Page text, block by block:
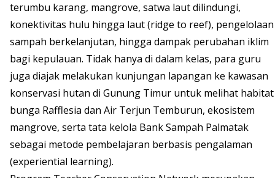
terumbu karang, mangrove, satwa laut dilindungi,
konektivitas hulu hingga laut (ridge to reef), pengelolaan
sampah berkelanjutan, hingga dampak perubahan iklim
bagi kepulauan. Tidak hanya di dalam kelas, para guru
juga diajak melakukan kunjungan lapangan ke kawasan
konservasi hutan di Gunung Timur untuk melihat habitat
bunga Rafflesia dan Air Terjun Temburun, ekosistem
mangrove, serta tata kelola Bank Sampah Palmatak
sebagai metode pembelajaran berbasis pengalaman
(experiential learning).